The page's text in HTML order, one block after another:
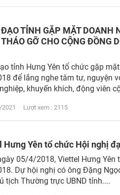
TỈNH GẶP MẶT DOANH
GỠ CHO CỘNG ĐỒNG
tỉnh Hưng Yên tổ chức gặp
để lắng nghe tâm tư, nguyện
khuyến khích, động viên
2021 Lượt xem : 2115
Hưng Yên tổ chức Hội nghị
05/4/2018, Viettel Hưng
Dự hội nghị có ông Đặng
tịch Thường trực UBND tỉnh....